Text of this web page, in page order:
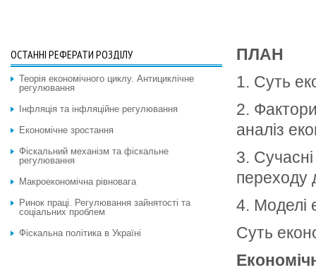
ПЛАН
1. Суть
2.
аналіз
3.
переходу
4. Моделі
Суть
ОСТАННІ РЕФЕРАТИ РОЗДІЛУ
Теорія економічного циклу. Антициклічне
регулювання
Інфляція та інфляційне регулювання
Економічне зростання
Фіскальний механізм та фіскальне
регулювання
Макроекономічна рівновага
Ринок праці. Регулювання зайнятості та
соціальних проблем
Фіскальна політика в Україні